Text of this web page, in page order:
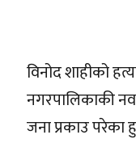
विनोद शाहीको
नगरपालिकाकी
जना प्रकाउ परेका